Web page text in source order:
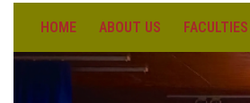
HOME ABOUT US FACULTIES